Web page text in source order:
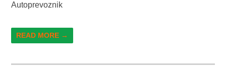
Autoprevoznik
READ MORE →